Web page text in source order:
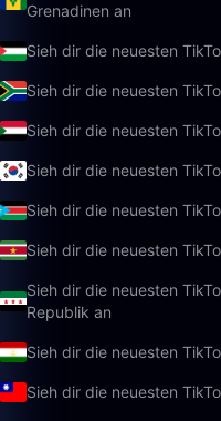
Grenadinen an
Sieh dir die neuesten
Sieh dir die neuesten
Sieh dir die neuesten
Sieh dir die neuesten
Sieh dir die neuesten
Sieh dir die neuesten
Sieh dir die neuesten
Republik an
Sieh dir die neuesten
Sieh dir die neuesten